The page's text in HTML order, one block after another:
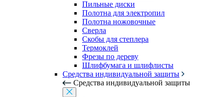
Пильные диски
Полотна для электропил
Полотна ножовочные
Сверла
Скобы для степлера
Термоклей
Фрезы по дереву
Шлифбумага и шлифлисты
Средства индивидуальной защиты
Средства индивидуальной защиты